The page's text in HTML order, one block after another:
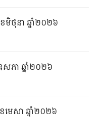
មិថុនា ឆ្នាំ២០២៦
សភា ឆ្នាំ២០២៦
មេសា ឆ្នាំ២០២៦